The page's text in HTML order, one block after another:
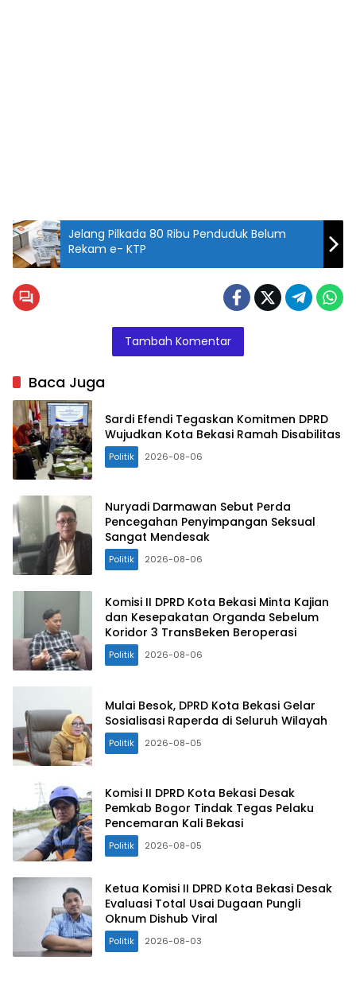
Perjuangan,
DPRD
Kabupaten
Bekasi, Yudi
Darmansyah
menerima
warga
penerima
dana
Rutilahu
oleh
pelaksana
kerja, Senin
Jelang Pilkada 80 Ribu Penduduk Belum
Rekam e- KTP
Tambah Komentar
Baca Juga
Sardi Efendi Tegaskan Komitmen DPRD
Wujudkan Kota Bekasi Ramah Disabilitas
Politik 2026-08-06
Nuryadi Darmawan Sebut Perda
Pencegahan Penyimpangan Seksual
Sangat Mendesak
Politik 2026-08-06
Komisi II DPRD Kota Bekasi Minta Kajian
dan Kesepakatan Organda Sebelum
Koridor 3 TransBeken Beroperasi
Politik 2026-08-06
Mulai Besok, DPRD Kota Bekasi Gelar
Sosialisasi Raperda di Seluruh Wilayah
Politik 2026-08-05
Komisi II DPRD Kota Bekasi Desak
Pemkab Bogor Tindak Tegas Pelaku
Pencemaran Kali Bekasi
Politik 2026-08-05
Ketua Komisi II DPRD Kota Bekasi Desak
Evaluasi Total Usai Dugaan Pungli
Oknum Dishub Viral
Politik 2026-08-03